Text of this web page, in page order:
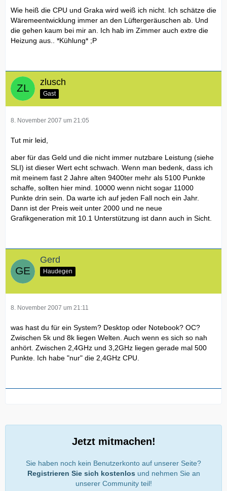
Wie heiß die CPU und Graka wird weiß ich nicht. Ich schätze die
Wäremeentwicklung immer an den Lüftergeräuschen ab. Und
die gehen kaum bei mir an. Ich hab im Zimmer auch extre die
Heizung aus.. *Kühlung* ;P
zlusch
Gast
8. November 2007 um 21:05
Tut mir leid,
aber für das Geld und die nicht immer nutzbare Leistung (siehe
SLI) ist dieser Wert echt schwach. Wenn man bedenk, dass ich
mit meinem fast 2 Jahre alten 9400ter mehr als 5100 Punkte
schaffe, sollten hier mind. 10000 wenn nicht sogar 11000
Punkte drin sein. Da warte ich auf jeden Fall noch ein Jahr.
Dann ist der Preis weit unter 2000 und ne neue
Grafikgeneration mit 10.1 Unterstützung ist dann auch in Sicht.
Gerd
Haudegen
8. November 2007 um 21:11
was hast du für ein System? Desktop oder Notebook? OC?
Zwischen 5k und 8k liegen Welten. Auch wenn es sich so nah
anhört. Zwischen 2,4GHz und 3,2GHz liegen gerade mal 500
Punkte. Ich habe "nur" die 2,4GHz CPU.
Jetzt mitmachen!
Sie haben noch kein Benutzerkonto auf unserer Seite?
Registrieren Sie sich kostenlos und nehmen Sie an
unserer Community teil!